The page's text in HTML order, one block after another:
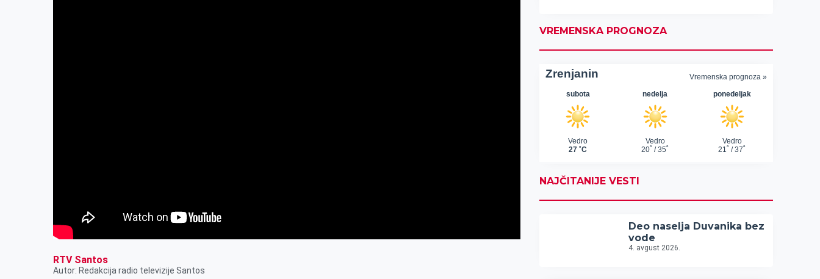
RTV Santos
Autor: Redakcija radio televizije Santos
VREMENSKA PROGNOZA
NAJČITANIJE VESTI
Deo naselja Duvanika bez
vode
4. avgust 2026.